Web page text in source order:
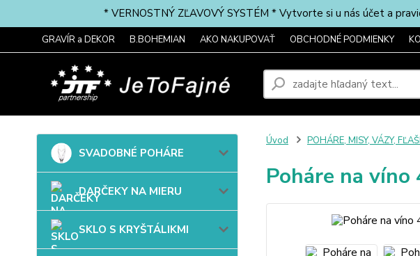
* VERNOSTNÝ ZĽAVOVÝ SYSTÉM * Vytvorte si u nás účet a
GRAVÍR a DEKOR B.BOHEMIAN AKO NAKUPOVAŤ OBCHODNÉ PODMIENKY
SVADOBNÉ POHÁRE
DARČEKY NA MIERU
SKLO S KRYŠTÁLIKMI
Úvod POHÁRE, MISY, VÁZY,
Poháre na